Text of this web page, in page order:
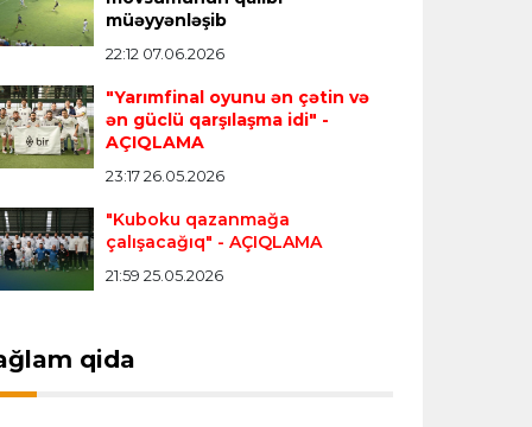
23:18 06.08.2026
tarixinin ən bahalı transferini
P.L. 23:14 06.08.2026
Pato İngiltərə klubunun
olacaq
23:08 06.08.2026
tapdı
müəyyənləşib
22:12 07.06.2026
"Yarımfinal oyunu ən çətin və
ən güclü qarşılaşma idi" -
AÇIQLAMA
23:17 26.05.2026
"Kuboku qazanmağa
çalışacağıq" - AÇIQLAMA
21:59 25.05.2026
qida